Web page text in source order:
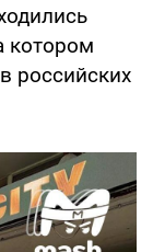
котором
российских